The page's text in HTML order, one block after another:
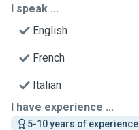
I speak ...
English
French
Italian
I have experience ...
5-10 years of experience